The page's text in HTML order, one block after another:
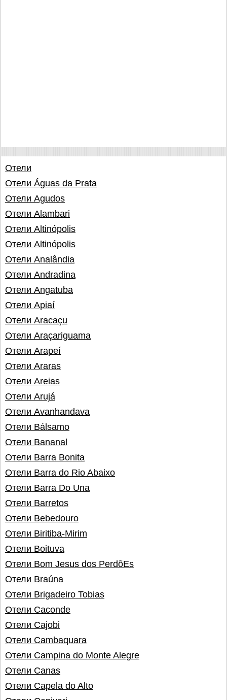
Отели
Отели Águas da Prata
Отели Agudos
Отели Alambari
Отели Altinópolis
Отели Altinópolis
Отели Analândia
Отели Andradina
Отели Angatuba
Отели Apiaí
Отели Aracaçu
Отели Araçariguama
Отели Arapeí
Отели Araras
Отели Areias
Отели Arujá
Отели Avanhandava
Отели Bálsamo
Отели Bananal
Отели Barra Bonita
Отели Barra do Rio Abaixo
Отели Barra Do Una
Отели Barretos
Отели Bebedouro
Отели Biritiba-Mirim
Отели Boituva
Отели Bom Jesus dos PerdõEs
Отели Braúna
Отели Brigadeiro Tobias
Отели Caconde
Отели Cajobi
Отели Cambaquara
Отели Campina do Monte Alegre
Отели Canas
Отели Capela do Alto